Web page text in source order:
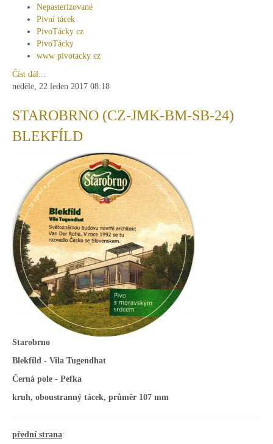
Nepasterizované
Pivní tácek
PivoTácky cz
PivoTácky
www pivotacky cz
Číst dál...
neděle, 22 leden 2017 08:18
STAROBRNO (CZ-JMK-BM-SB-24)
BLEKFÍLD
Starobrno
Blekfíld - Vila Tugendhat
Černá pole - Pefka
kruh, oboustranný tácek, průměr 107 mm
přední strana: